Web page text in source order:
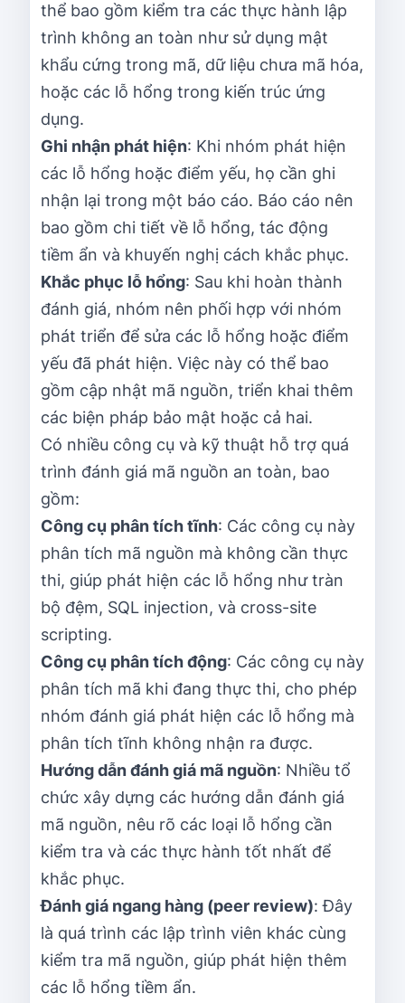
thể bao gồm kiểm tra các thực hành lập
trình không an toàn như sử dụng mật
khẩu cứng trong mã, dữ liệu chưa mã hóa,
hoặc các lỗ hổng trong kiến trúc ứng
dụng.
Ghi nhận phát hiện: Khi nhóm phát hiện
các lỗ hổng hoặc điểm yếu, họ cần ghi
nhận lại trong một báo cáo. Báo cáo nên
bao gồm chi tiết về lỗ hổng, tác động
tiềm ẩn và khuyến nghị cách khắc phục.
Khắc phục lỗ hổng: Sau khi hoàn thành
đánh giá, nhóm nên phối hợp với nhóm
phát triển để sửa các lỗ hổng hoặc điểm
yếu đã phát hiện. Việc này có thể bao
gồm cập nhật mã nguồn, triển khai thêm
các biện pháp bảo mật hoặc cả hai.
Có nhiều công cụ và kỹ thuật hỗ trợ quá
trình đánh giá mã nguồn an toàn, bao
gồm:
Công cụ phân tích tĩnh: Các công cụ này
phân tích mã nguồn mà không cần thực
thi, giúp phát hiện các lỗ hổng như tràn
bộ đệm, SQL injection, và cross-site
scripting.
Công cụ phân tích động: Các công cụ này
phân tích mã khi đang thực thi, cho phép
nhóm đánh giá phát hiện các lỗ hổng mà
phân tích tĩnh không nhận ra được.
Hướng dẫn đánh giá mã nguồn: Nhiều tổ
chức xây dựng các hướng dẫn đánh giá
mã nguồn, nêu rõ các loại lỗ hổng cần
kiểm tra và các thực hành tốt nhất để
khắc phục.
Đánh giá ngang hàng (peer review): Đây
là quá trình các lập trình viên khác cùng
kiểm tra mã nguồn, giúp phát hiện thêm
các lỗ hổng tiềm ẩn.